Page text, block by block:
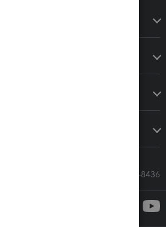
Call Sales: 833-564-8436